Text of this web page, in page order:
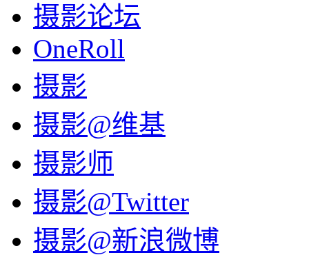
摄影论坛
OneRoll
摄影
摄影@维基
摄影师
摄影@Twitter
摄影@新浪微博